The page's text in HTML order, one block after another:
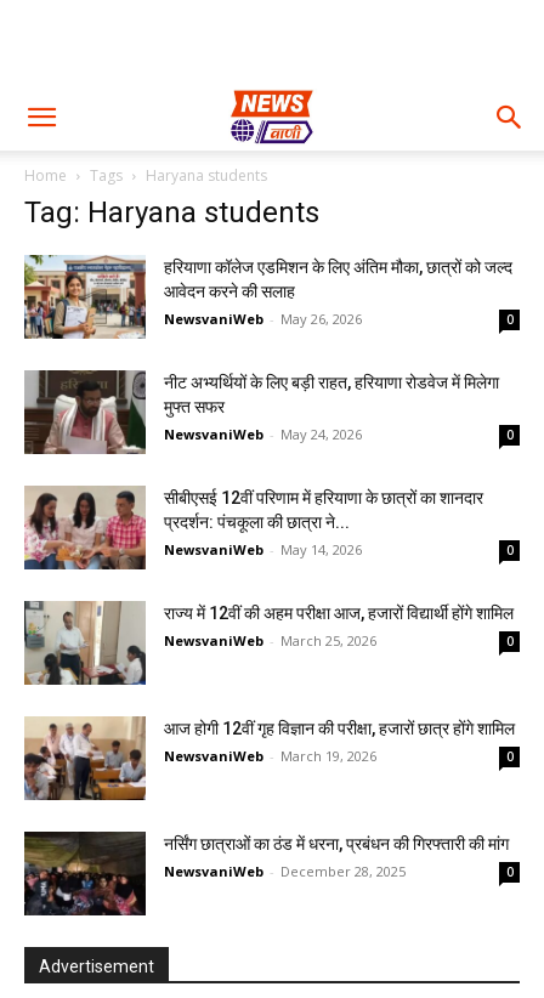
Home Tags Haryana students
Tag: Haryana students
हरियाणा कॉलेज एडमिशन के लिए अंतिम मौका, छात्रों को जल्द
आवेदन करने की सलाह
NewsvaniWeb - May 26, 2026 0
नीट अभ्यर्थियों के लिए बड़ी राहत, हरियाणा रोडवेज में मिलेगा
मुफ्त सफर
NewsvaniWeb - May 24, 2026 0
सीबीएसई 12वीं परिणाम में हरियाणा के छात्रों का शानदार
प्रदर्शन: पंचकूला की छात्रा ने...
NewsvaniWeb - May 14, 2026 0
राज्य में 12वीं की अहम परीक्षा आज, हजारों विद्यार्थी होंगे शामिल
NewsvaniWeb - March 25, 2026 0
आज होगी 12वीं गृह विज्ञान की परीक्षा, हजारों छात्र होंगे शामिल
NewsvaniWeb - March 19, 2026 0
नर्सिंग छात्राओं का ठंड में धरना, प्रबंधन की गिरफ्तारी की मांग
NewsvaniWeb - December 28, 2025 0
Advertisement